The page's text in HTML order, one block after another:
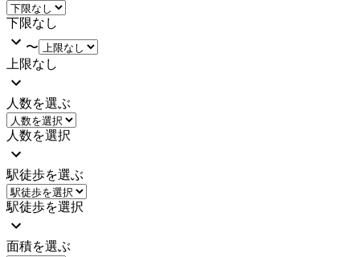
下限なし
〜
上限なし
人数を選ぶ
人数を選択
駅徒歩を選ぶ
駅徒歩を選択
面積を選ぶ